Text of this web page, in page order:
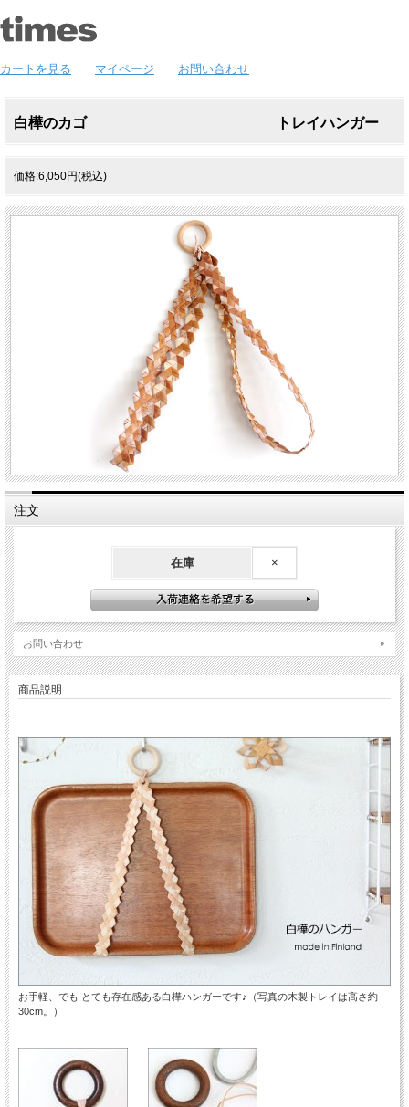
カートを見る マイページ お問い合わせ
白樺のカゴ トレイハンガー
価格:6,050円(税込)
注文
在庫 ×
お問い合わせ
商品説明
お手軽、でも とても存在感ある白樺ハンガーです♪（写真の木製トレイは高さ約
30cm。）